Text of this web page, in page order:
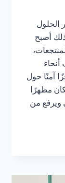
الحلول
أصبح
آمنًا حول
مظهرًا
ويرفع من